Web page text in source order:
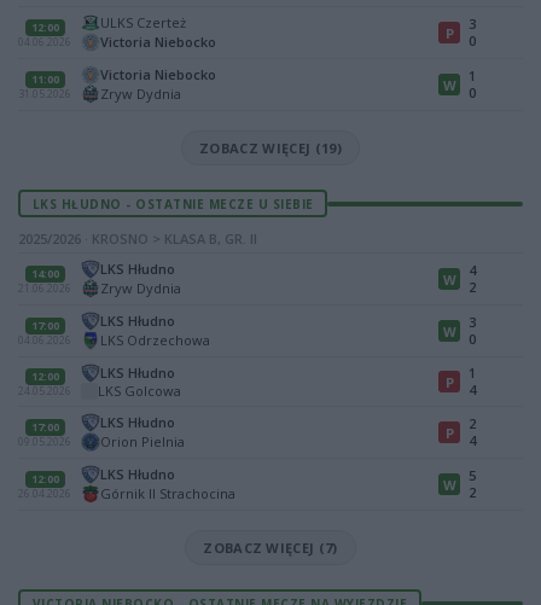
12:00
04.06.2026
ULKS Czerteż
Victoria Niebocko
P
3
0
11:00
31.05.2026
Victoria Niebocko
Zryw Dydnia
W
1
0
ZOBACZ WIĘCEJ (19)
LKS HŁUDNO - OSTATNIE MECZE U SIEBIE
2025/2026 · KROSNO > KLASA B, GR. II
14:00
21.06.2026
LKS Hłudno
Zryw Dydnia
W
4
2
17:00
04.06.2026
LKS Hłudno
LKS Odrzechowa
W
3
0
12:00
24.05.2026
LKS Hłudno
LKS Golcowa
P
1
4
17:00
09.05.2026
LKS Hłudno
Orion Pielnia
P
2
4
12:00
26.04.2026
LKS Hłudno
Górnik II Strachocina
W
5
2
ZOBACZ WIĘCEJ (7)